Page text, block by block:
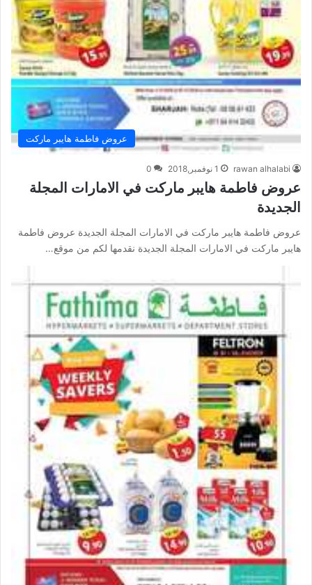
عروض فاطمة هايبر ماركت
rawan alhalabi 1 نوفمبر,2018 0
عروض فاطمة هايبر ماركت في الامارات المجلة
الجديدة
عروض فاطمة هايبر ماركت في الامارات المجلة الجديدة عروض فاطمة
هايبر ماركت في الامارات المجلة الجديدة نقدمها لكم من موقع…